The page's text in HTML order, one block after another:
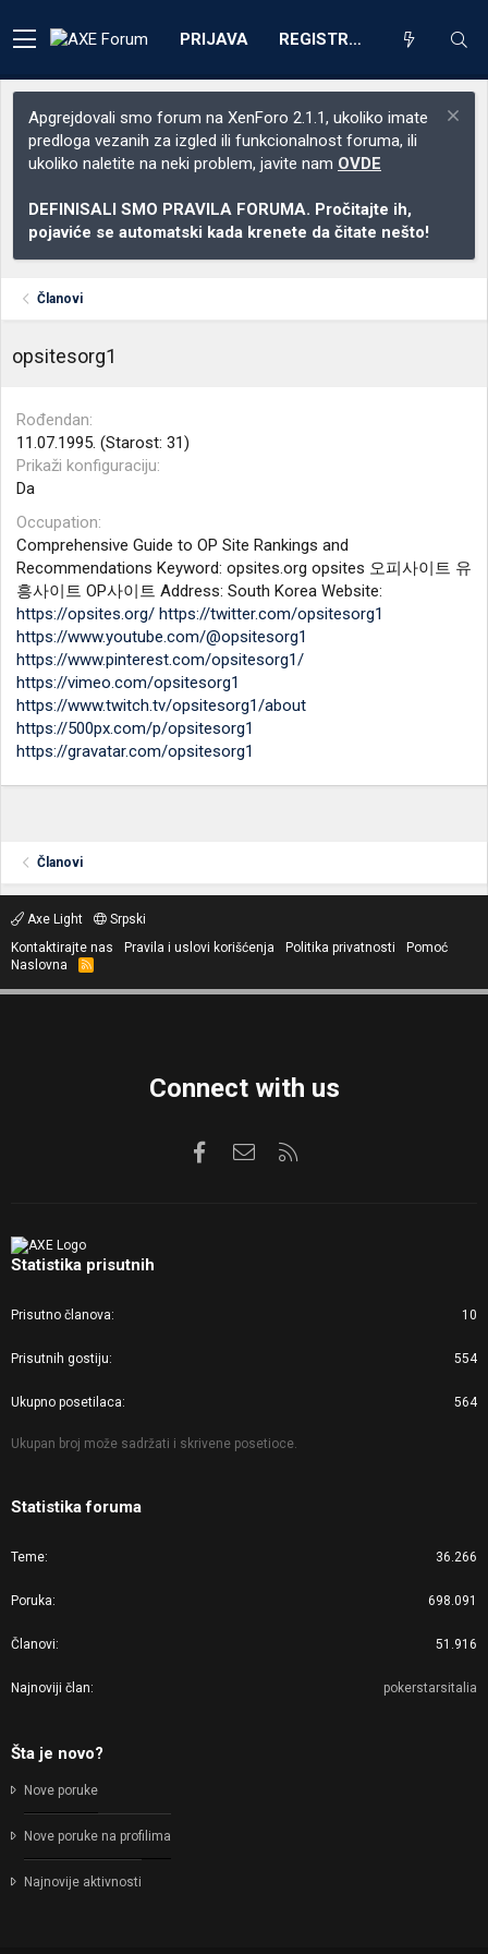
PRIJAVA REGISTRACIJA
Apgrejdovali smo forum na XenForo 2.1.1, ukoliko imate
predloga vezanih za izgled ili funkcionalnost foruma, ili
ukoliko naletite na neki problem, javite nam OVDE
DEFINISALI SMO PRAVILA FORUMA. Pročitajte ih,
pojaviće se automatski kada krenete da čitate nešto!
Članovi
opsitesorg1
Rođendan
11.07.1995. (Starost: 31)
Prikaži konfiguraciju
Da
Occupation
Comprehensive Guide to OP Site Rankings and
Recommendations Keyword: opsites.org opsites 오피사이트 유
흥사이트 OP사이트 Address: South Korea Website:
https://opsites.org/ https://twitter.com/opsitesorg1
https://www.youtube.com/@opsitesorg1
https://www.pinterest.com/opsitesorg1/
https://vimeo.com/opsitesorg1
https://www.twitch.tv/opsitesorg1/about
https://500px.com/p/opsitesorg1
https://gravatar.com/opsitesorg1
Članovi
Axe Light
Srpski
Kontaktirajte nas
Pravila i uslovi korišćenja Politika privatnosti
Pomoć
Naslovna
R
S
Connect with us
FacebookKontaktirajte nas
Statistika prisutnih
Prisutno članova 10
Prisutnih gostiju 554
Ukupno posetilaca 564
Ukupan broj može sadržati i skrivene posetioce.
Statistika foruma
Teme 36.266
Poruka 698.091
Članovi 51.916
Najnoviji član pokerstarsitalia
Šta je novo?
Nove poruke
Nove poruke na profilima
Najnovije aktivnosti